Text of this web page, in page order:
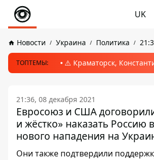
UK
Новости Украина Политика
ТОПТЕМЫ: ⚠️ Краматорск,
21:36, 08 декабря 2021
Евросоюз и США
и жёстко» наказать Россию
нового нападения на
Они также подтвердили